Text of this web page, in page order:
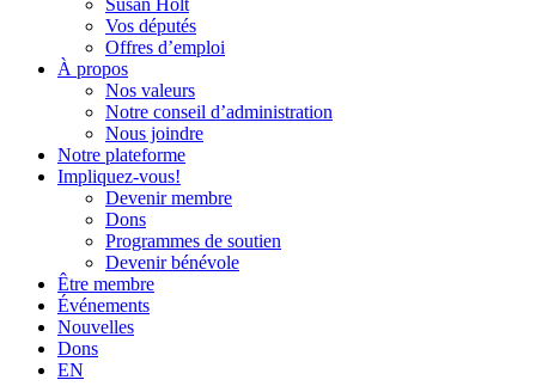
Susan Holt
Vos députés
Offres d’emploi
À propos
Nos valeurs
Notre conseil d’administration
Nous joindre
Notre plateforme
Impliquez-vous!
Devenir membre
Dons
Programmes de soutien
Devenir bénévole
Être membre
Événements
Nouvelles
Dons
EN